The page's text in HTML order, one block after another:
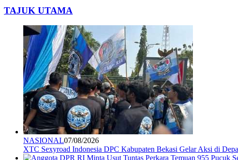
TAJUK UTAMA
NASIONAL07/08/2026
XTC Sexyroad Indonesia DPC Kabupaten Bekasi Gelar Aksi di